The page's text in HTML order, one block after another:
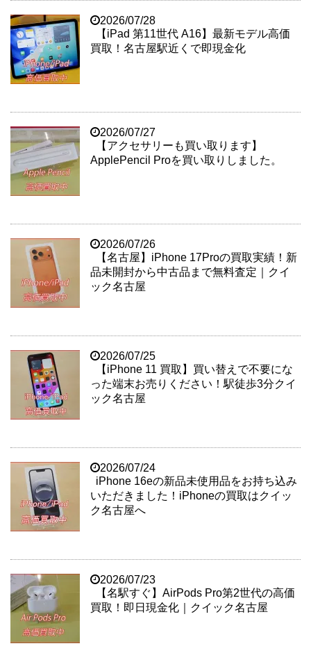
2026/07/28
【iPad 第11世代 A16】最新モデル高価
買取！名古屋駅近くで即現金化
2026/07/27
【アクセサリーも買い取ります】
ApplePencil Proを買い取りしました。
2026/07/26
【名古屋】iPhone 17Proの買取実績！新
品未開封から中古品まで無料査定｜クイ
ック名古屋
2026/07/25
【iPhone 11 買取】買い替えで不要にな
った端末お売りください！駅徒歩3分クイ
ック名古屋
2026/07/24
iPhone 16eの新品未使用品をお持ち込み
いただきました！iPhoneの買取はクイッ
ク名古屋へ
2026/07/23
【名駅すぐ】AirPods Pro第2世代の高価
買取！即日現金化｜クイック名古屋